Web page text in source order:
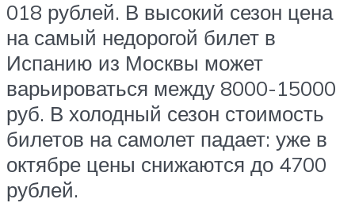
018 рублей. В высокий сезон цена
на самый недорогой билет в
Испанию из Москвы может
варьироваться между 8000-15000
руб. В холодный сезон стоимость
билетов на самолет падает: уже в
октябре цены снижаются до 4700
рублей.